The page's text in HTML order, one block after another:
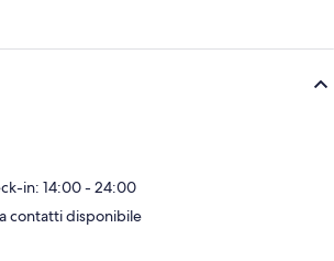
in: 14:00 - 24:00
contatti disponibile